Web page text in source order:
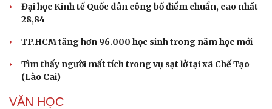
Đại học Kinh tế Quốc dân công bố điểm chuẩn, cao nhất
28,84
TP.HCM tăng hơn 96.000 học sinh trong năm học mới
Tìm thấy người mất tích trong vụ sạt lở tại xã Chế Tạo
(Lào Cai)
VĂN HỌC